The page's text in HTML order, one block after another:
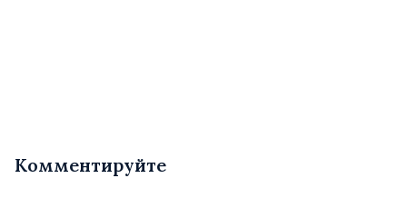
Комментируйте